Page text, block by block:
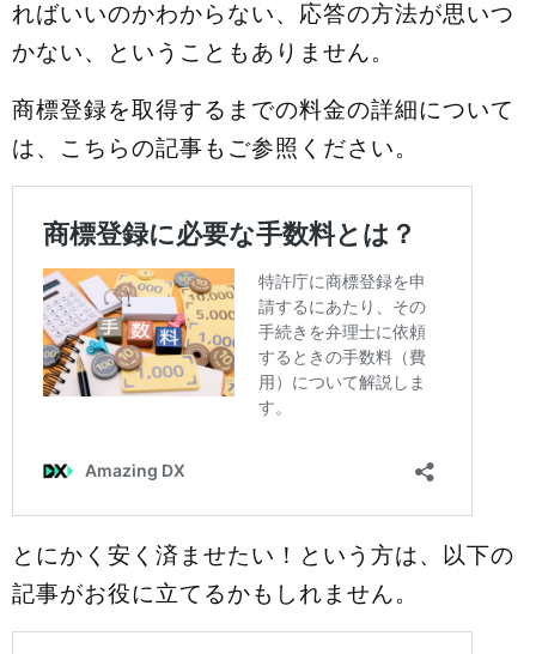
ればいいのかわからない、応答の方法が思いつ
かない、ということもありません。
商標登録を取得するまでの料金の詳細について
は、こちらの記事もご参照ください。
とにかく安く済ませたい！という方は、以下の
記事がお役に立てるかもしれません。